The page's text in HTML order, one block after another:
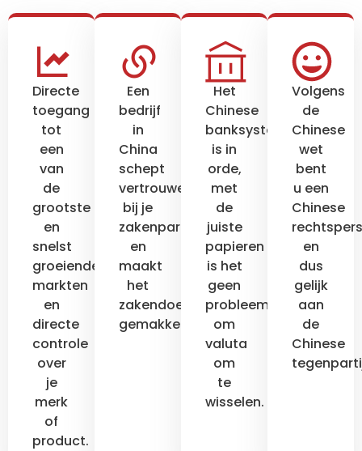
Directe
toegang
tot
een
van
de
grootste
en
snelst
groeiende
markten
en
directe
controle
over
je
merk
of
product.
Een
bedrijf
in
China
schept
vertrouwen
bij je
zakenpartner
en
maakt
het
zakendoen
gemakkelijker.
Het
Chinese
banksysteem
is in
orde,
met
de
juiste
papieren
is het
geen
probleem
om
valuta
om
te
wisselen.
Volgens
de
Chinese
wet
bent
u een
Chinese
en
dus
gelijk
aan
de
Chinese